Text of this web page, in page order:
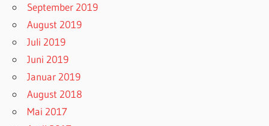
September 2019
August 2019
Juli 2019
Juni 2019
Januar 2019
August 2018
Mai 2017